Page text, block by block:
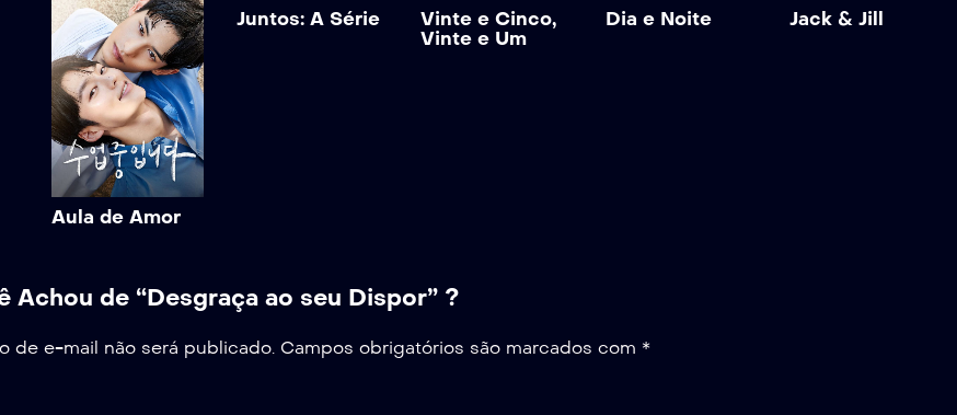
Aula de Amor
Juntos: A Série
Vinte e Cinco,
Vinte e Um
Dia e Noite Jack & Jill
Achou de “Desgraça ao seu Dispor” ?
de e-mail não será publicado. Campos obrigatórios são marcados com *